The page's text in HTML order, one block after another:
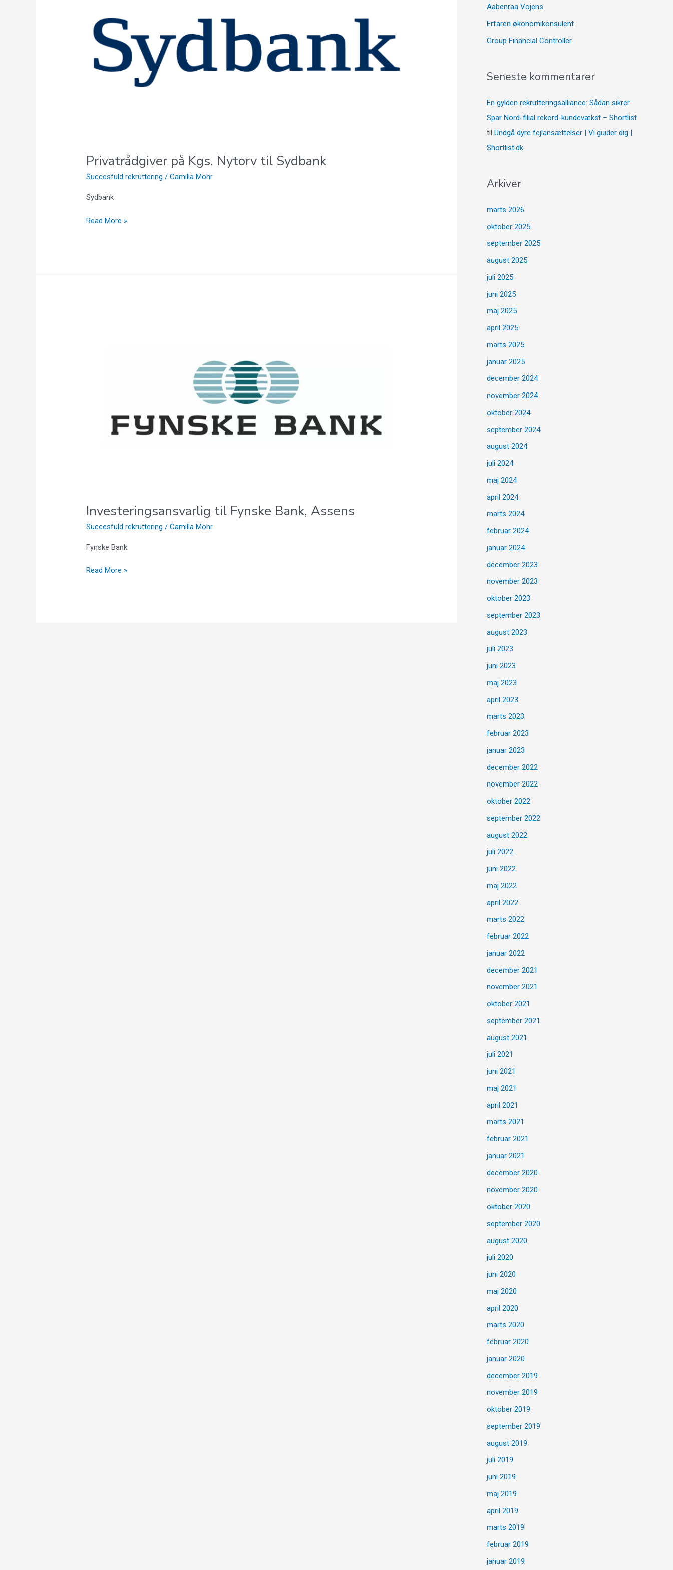
Privatrådgiver på Kgs. Nytorv til Sydbank
Succesfuld rekruttering /Camilla Mohr
Sydbank
Sydbank
Read More »
Investeringsansvarlig til Fynske Bank, Assens
Succesfuld rekruttering /Camilla Mohr
Fynske Bank
Read More »
Aabenraa Vojens
Erfaren økonomikonsulent
Group Financial Controller
Seneste kommentarer
En gylden rekrutteringsalliance: Sådan sikrer
Spar Nord-filial rekord-kundevækst – Shortlist
til Undgå dyre fejlansættelser | Vi guider dig |
Shortlist.dk
Arkiver
marts 2026
oktober 2025
september 2025
august 2025
juli 2025
juni 2025
maj 2025
april 2025
marts 2025
januar 2025
december 2024
november 2024
oktober 2024
september 2024
august 2024
juli 2024
maj 2024
april 2024
marts 2024
februar 2024
januar 2024
december 2023
november 2023
oktober 2023
september 2023
august 2023
juli 2023
juni 2023
maj 2023
april 2023
marts 2023
februar 2023
januar 2023
december 2022
november 2022
oktober 2022
september 2022
august 2022
juli 2022
juni 2022
maj 2022
april 2022
marts 2022
februar 2022
januar 2022
december 2021
november 2021
oktober 2021
september 2021
august 2021
juli 2021
juni 2021
maj 2021
april 2021
marts 2021
februar 2021
januar 2021
december 2020
november 2020
oktober 2020
september 2020
august 2020
juli 2020
juni 2020
maj 2020
april 2020
marts 2020
februar 2020
januar 2020
december 2019
november 2019
oktober 2019
september 2019
august 2019
juli 2019
juni 2019
maj 2019
april 2019
marts 2019
februar 2019
januar 2019